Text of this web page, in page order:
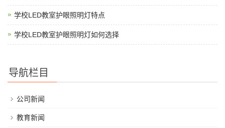
学校LED教室护眼照明灯特点
学校LED教室护眼照明灯如何选择
导航栏目
公司新闻
教育新闻